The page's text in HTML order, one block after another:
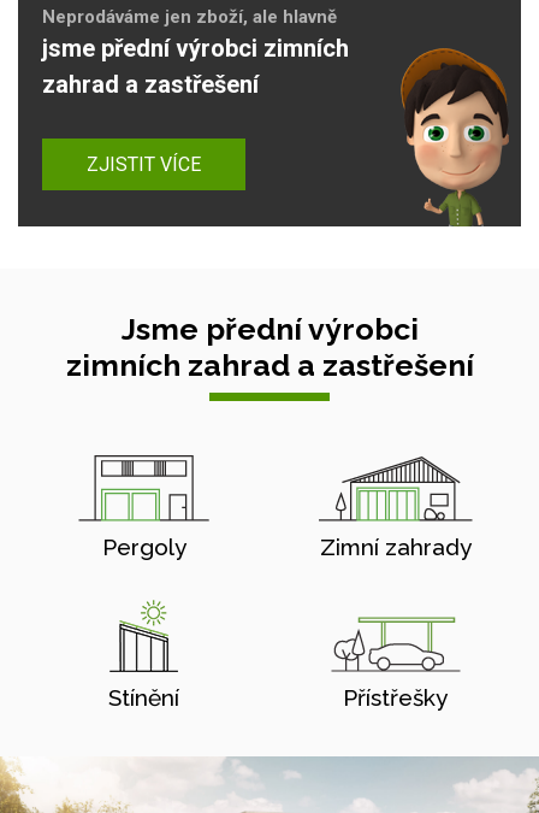
Neprodáváme jen zboží, ale hlavně
jsme přední výrobci zimních
zahrad a zastřešení
ZJISTIT VÍCE
Jsme přední výrobci
zimních zahrad a zastřešení
Pergoly Zimní zahrady
Stínění Přístřešky